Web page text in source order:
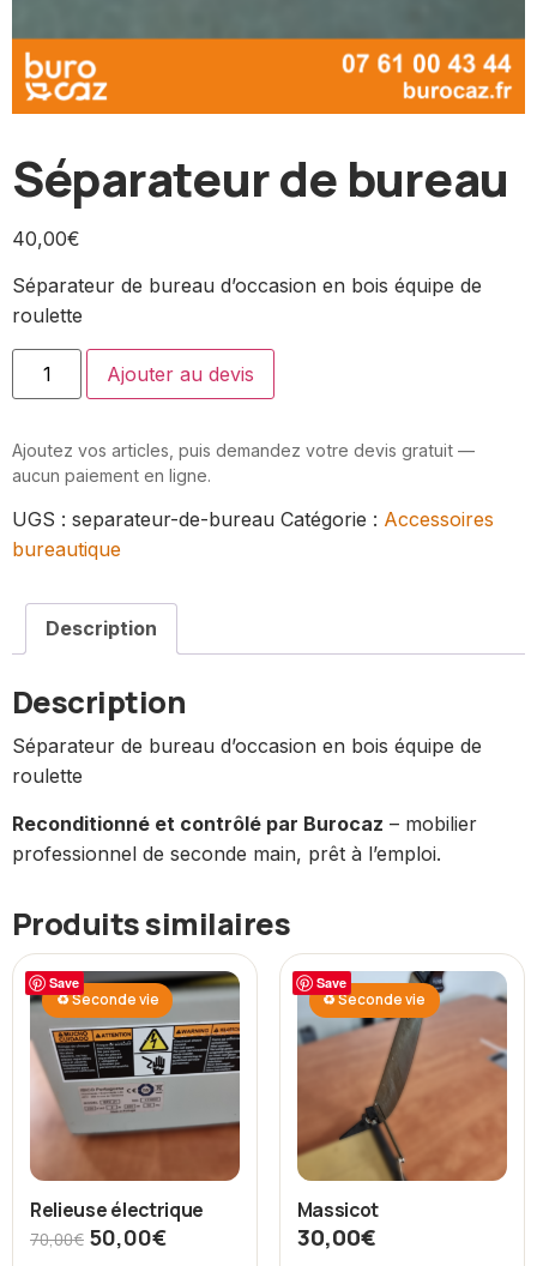
Séparateur de bureau
40,00€
Séparateur de bureau d’occasion en bois équipe de
roulette
Ajouter au devis
Ajoutez vos articles, puis demandez votre devis gratuit —
aucun paiement en ligne.
UGS : separateur-de-bureau Catégorie : Accessoires
bureautique
Description
Description
Séparateur de bureau d’occasion en bois équipe de
roulette
Reconditionné et contrôlé par Burocaz – mobilier
professionnel de seconde main, prêt à l’emploi.
Produits similaires
Save
♻ Seconde vie
Relieuse électrique
70,00€ 50,00€
Save
♻ Seconde vie
Massicot
30,00€